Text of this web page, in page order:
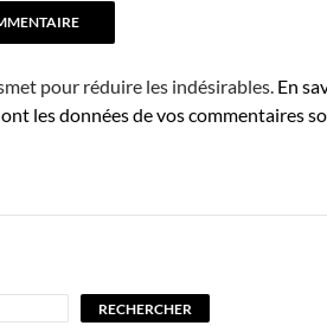
pour réduire les indésirables. En
les données de vos commentaires
RECHERCHER